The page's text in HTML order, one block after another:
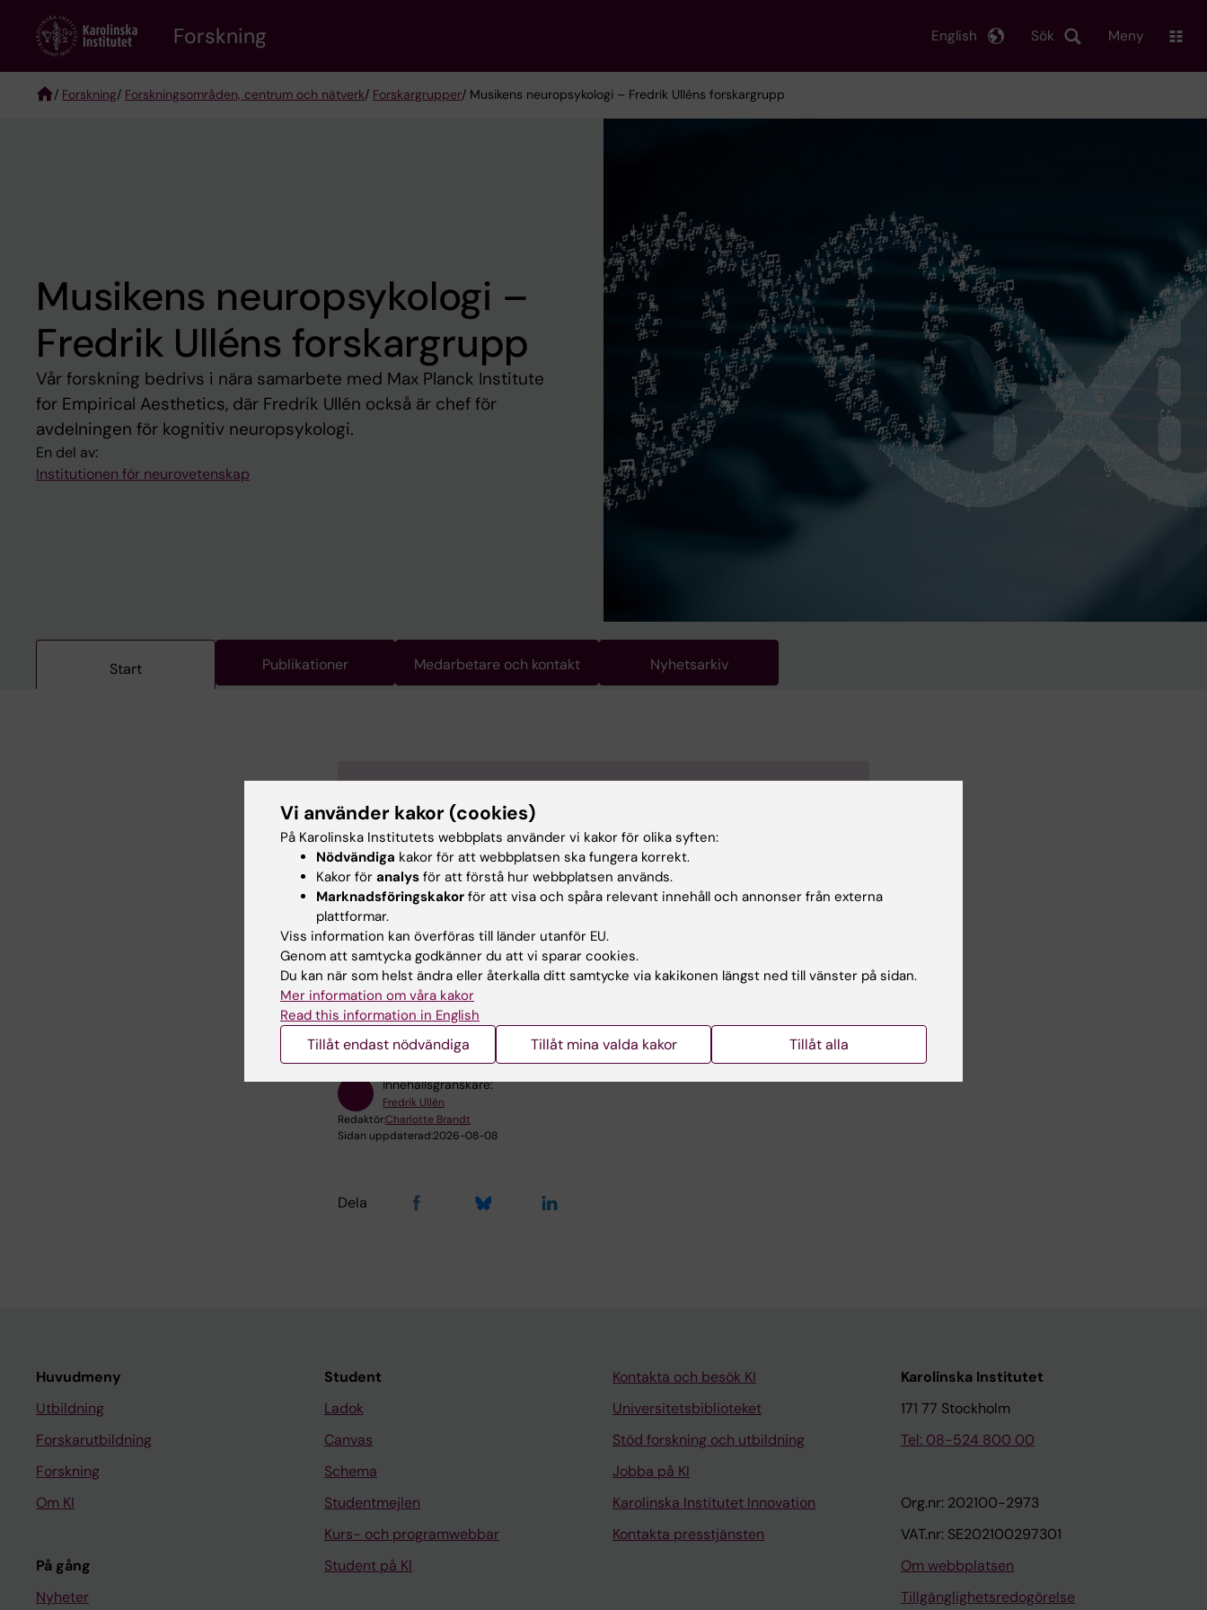
content
Forskning Sök
English Meny
/ Forskning/ Forskningsområden, centrum och nätverk/ Forskargrupper/ Musikens neuropsykologi – Fredrik Ulléns forskargrupp
Musikens neuropsykologi –
Fredrik Ulléns forskargrupp
Vår forskning bedrivs i nära samarbete med Max Planck Institute
for Empirical Aesthetics, där Fredrik Ullén också är chef för
avdelningen för kognitiv neuropsykologi.
En del av:
Institutionen för neurovetenskap
Start Publikationer Medarbetare och kontakt Nyhetsarkiv
Mer info på engelska
Du hittar mer information om vår forskargrupp på den engelska sidan:
Neuropsychology of music – Fredrik Ullén group.
Forskningsområden:
Medicinsk genetik och genomik
Innehållsgranskare:
Fredrik Ullén
Redaktör:Charlotte Brandt
Sidan uppdaterad:2026-08-08
Dela
Huvudmeny
Utbildning
Forskarutbildning
Forskning
Om KI
På gång
Nyheter
Student
Ladok
Canvas
Schema
Studentmejlen
Kurs- och programwebbar
Student på KI
Kontakta och besök KI
Universitetsbiblioteket
Stöd forskning och utbildning
Jobba på KI
Karolinska Institutet Innovation
Kontakta presstjänsten
Karolinska Institutet
171 77 Stockholm
Tel: 08-524 800 00
Org.nr: 202100-2973
VAT.nr: SE202100297301
Om webbplatsen
Tillgänglighetsredogörelse
Vi använder kakor (cookies)
På Karolinska Institutets webbplats använder vi kakor för olika syften:
Nödvändiga kakor för att webbplatsen ska fungera korrekt.
Kakor för analys för att förstå hur webbplatsen används.
Marknadsföringskakor för att visa och spåra relevant innehåll och annonser från externa
plattformar.
Viss information kan överföras till länder utanför EU.
Genom att samtycka godkänner du att vi sparar cookies.
Du kan när som helst ändra eller återkalla ditt samtycke via kakikonen längst ned till vänster på sidan.
Mer information om våra kakor
Read this information in English
Tillåt endast nödvändiga Tillåt mina valda kakor Tillåt alla